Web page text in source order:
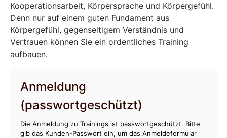
Kooperationsarbeit, Körpersprache und Körpergefühl.
Denn nur auf einem guten Fundament aus
Körpergefühl, gegenseitigem Verständnis und
Vertrauen können Sie ein ordentliches Training
aufbauen.
Anmeldung
(passwortgeschützt)
Die Anmeldung zu Trainings ist passwortgeschützt. Bitte
gib das Kunden-Passwort ein, um das Anmeldeformular